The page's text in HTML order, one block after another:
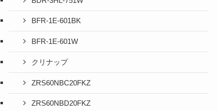
BFR-1E-601BK
BFR-1E-601W
クリナップ
ZRS60NBC20FKZ
ZRS60NBD20FKZ